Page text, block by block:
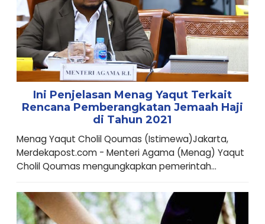
Ini Penjelasan Menag Yaqut Terkait
Rencana Pemberangkatan Jemaah Haji
di Tahun 2021
Menag Yaqut Cholil Qoumas (Istimewa)Jakarta,
Merdekapost.com - Menteri Agama (Menag) Yaqut
Cholil Qoumas mengungkapkan pemerintah...